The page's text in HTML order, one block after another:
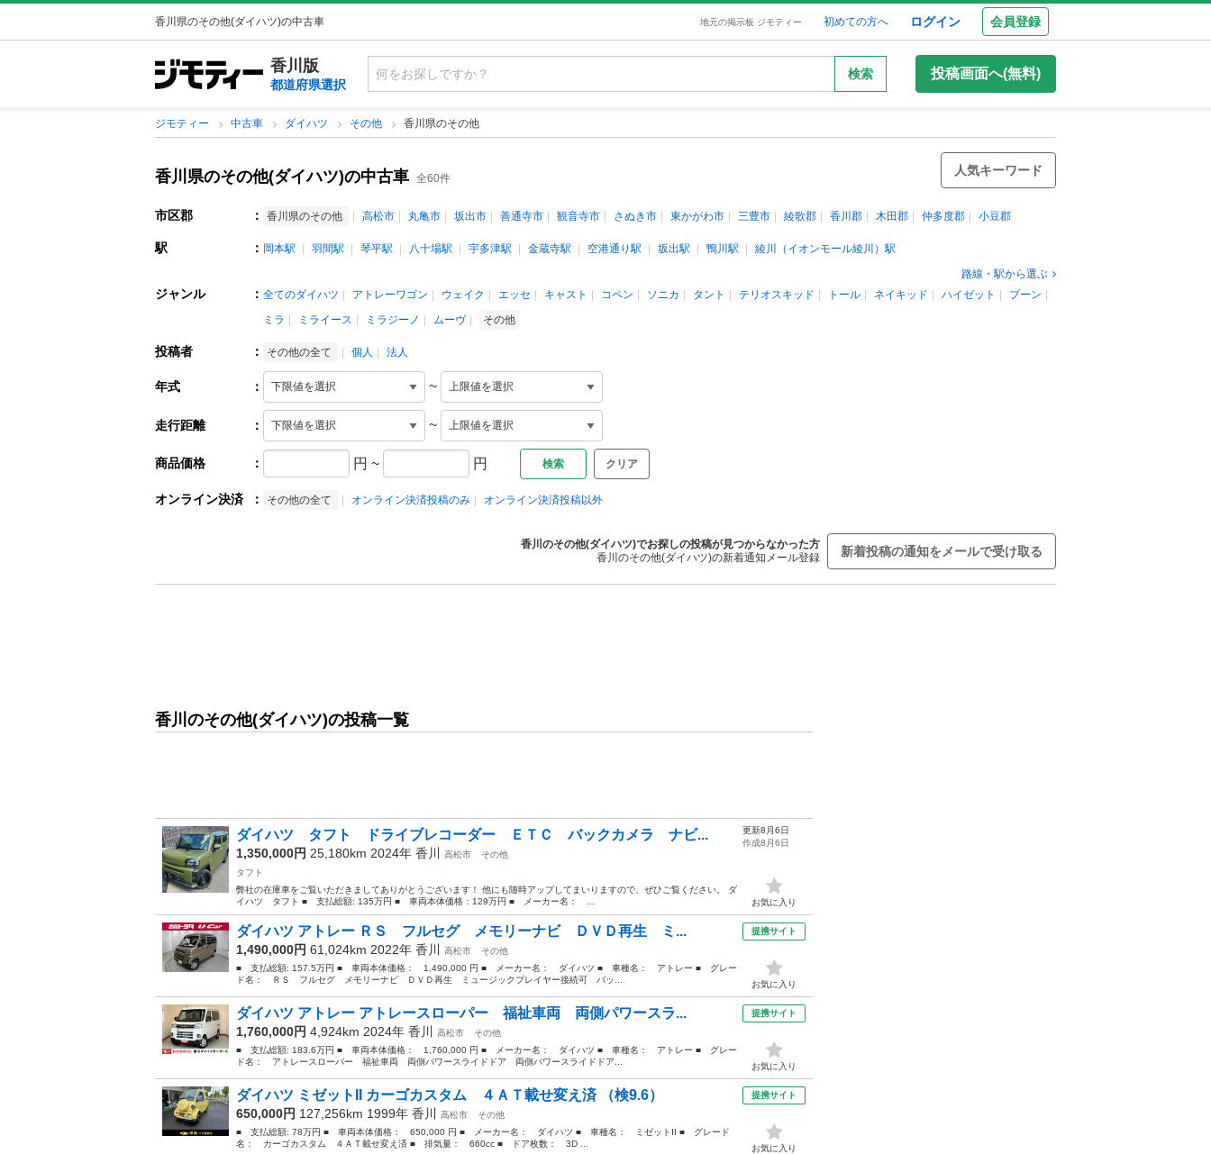
香川県のその他(ダイハツ)の中古車 地元の掲示板 ジモティー 初めての方へ ログイン 会員登録
香川版
都道府県選択
検索 投稿画面へ(無料)
ジモティー 中古車 ダイハツ その他 香川県のその他
香川県のその他(ダイハツ)の中古車 全60件
人気キーワード
市区郡 ： 香川県のその他 高松市 丸亀市 坂出市 善通寺市 観音寺市 さぬき市 東かがわ市 三豊市 綾歌郡 香川郡 木田郡 仲多度郡 小豆郡
駅 ： 岡本駅 羽間駅 琴平駅 八十場駅 宇多津駅 金蔵寺駅 空港通り駅 坂出駅 鴨川駅
綾川（イオンモール綾川）駅
路線・駅から選ぶ
ジャンル ： 全てのダイハツ アトレーワゴン ウェイク エッセ キャスト コペン ソニカ タント テリオスキッド トール ネイキッド ハイゼット
ブーン
ミラ
ミライース ミラジーノ ムーヴ その他
投稿者 ： その他の全て 個人 法人
年式 ： ~
走行距離 ： ~
商品価格 ： 円 ~ 円 クリア
オンライン決済 ： その他の全て オンライン決済投稿のみ オンライン決済投稿以外
香川のその他(ダイハツ)でお探しの投稿が見つからなかった方
香川のその他(ダイハツ)の新着通知メール登録
新着投稿の通知をメールで受け取る
香川のその他(ダイハツ)の投稿一覧
ダイハツ タフト ドライブレコーダー ＥＴＣ バックカメラ ナビ...
1,350,000円 25,180km 2024年 香川 高松市
その他
タフト
弊社の在庫車をご覧いただきましてありがとうございます！ 他にも随時アップしてまいりますので、ぜひご覧ください。 ダ
イハツ タフト ■ 支払総額: 135万円 ■ 車両本体価格：129万円 ■ メーカー名： ...
更新8月6日
作成8月6日
お気に入り
ダイハツ アトレー ＲＳ フルセグ メモリーナビ ＤＶＤ再生 ミ...
1,490,000円 61,024km 2022年 香川 高松市
その他
■ 支払総額: 157.5万円 ■ 車両本体価格： 1,490,000 円 ■ メーカー名： ダイハツ ■ 車種名： アトレー ■ グレー
ド名： ＲＳ フルセグ メモリーナビ ＤＶＤ再生 ミュージックプレイヤー接続可 バッ...
提携サイト
お気に入り
ダイハツ アトレー アトレースローパー 福祉車両 両側パワースラ...
1,760,000円 4,924km 2024年 香川 高松市
その他
■ 支払総額: 183.6万円 ■ 車両本体価格： 1,760,000 円 ■ メーカー名： ダイハツ ■ 車種名： アトレー ■ グレー
ド名： アトレースローパー 福祉車両 両側パワースライドドア 両側パワースライドドア...
提携サイト
お気に入り
ダイハツ ミゼットII カーゴカスタム ４ＡＴ載せ変え済 （検9.6）
650,000円 127,256km 1999年 香川 高松市
その他
■ 支払総額: 78万円 ■ 車両本体価格： 650,000 円 ■ メーカー名： ダイハツ ■ 車種名： ミゼットII ■ グレード
名： カーゴカスタム ４ＡＴ載せ変え済 ■ 排気量： 660cc ■ ドア枚数： 3D ...
提携サイト
お気に入り